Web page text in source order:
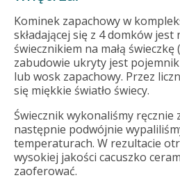
Kominek zapachowy w
składającej się z 4 domków
świecznikiem na małą świeczkę
zabudowie ukryty jest
lub wosk zapachowy. Przez
się miękkie światło świecy.
Świecznik wykonaliśmy ręcznie
następnie podwójnie
temperaturach. W rezultacie
wysokiej jakości cacuszko
zaoferować.